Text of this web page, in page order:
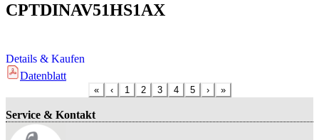
CPTDINAV51HS1AX
Details & Kaufen
Datenblatt
« ‹ 1 2 3 4 5 › »
Service & Kontakt